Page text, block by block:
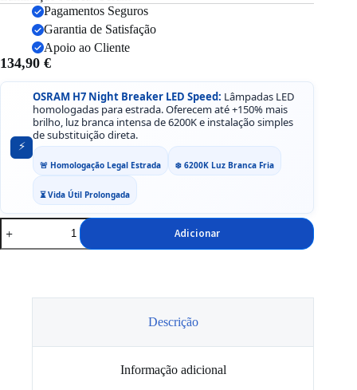
Pagamentos Seguros
Garantia de Satisfação
Apoio ao Cliente
134,90 €
⚡
OSRAM H7 Night Breaker LED Speed: Lâmpadas LED
homologadas para estrada. Oferecem até +150% mais
brilho, luz branca intensa de 6200K e instalação simples
de substituição direta.
🚨 Homologação Legal Estrada ❄️ 6200K Luz Branca Fria
⏳ Vida Útil Prolongada
Quantidade
de
Lâmpadas
Adicionar
Descrição
Informação adicional